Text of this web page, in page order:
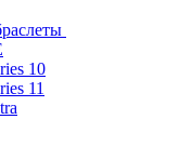
10
11